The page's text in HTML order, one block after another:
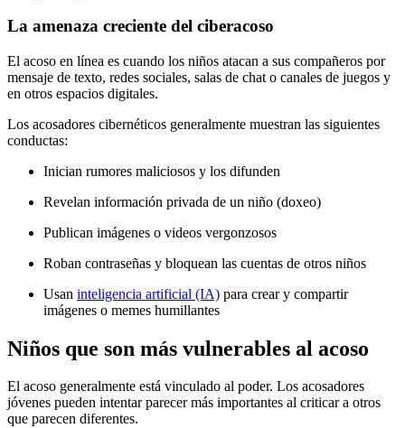
La amenaza creciente del ciberacoso
El acoso en línea es cuando los niños atacan a sus compañeros por
mensaje de texto, redes sociales, salas de chat o canales de juegos y
en otros espacios digitales.
Los acosadores cibernéticos generalmente muestran las siguientes
conductas:
Inician rumores maliciosos y los difunden
Revelan información privada de un niño (doxeo)
Publican imágenes o videos vergonzosos
Roban contraseñas y bloquean las cuentas de otros niños
Usan inteligencia artificial (IA) para crear y compartir
imágenes o memes humillantes
Niños que son más vulnerables al acoso
El acoso generalmente está vinculado al poder. Los acosadores
jóvenes pueden intentar parecer más importantes al criticar a otros
que parecen diferentes.